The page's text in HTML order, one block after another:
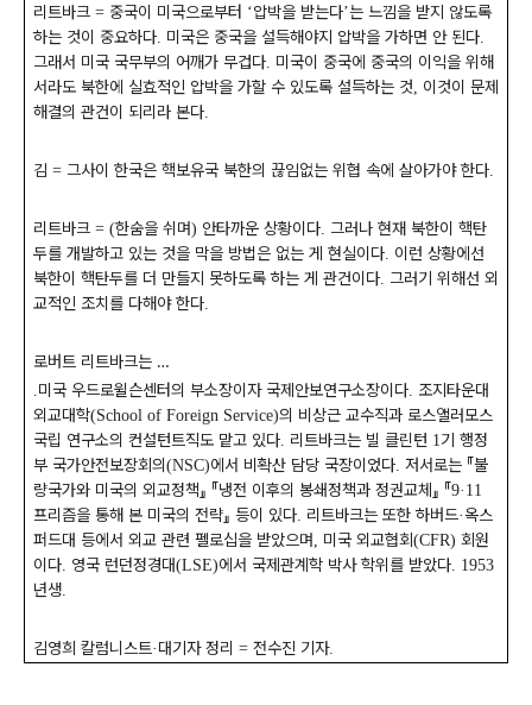
리트바크 = 중국이 미국으로부터 ‘압박을 받는다’는 느낌을 받지 않도록
하는 것이 중요하다. 미국은 중국을 설득해야지 압박을 가하면 안 된다.
그래서 미국 국무부의 어깨가 무겁다. 미국이 중국에 중국의 이익을 위해
서라도 북한에 실효적인 압박을 가할 수 있도록 설득하는 것
이것이 문제
해결의 관건이 되리라 본다.
김 = 그사이 한국은 핵보유국 북한의 끊임없는 위협 속에 살아가야 한다.
리트바크 = (한숨을 쉬며) 안타까운 상황이다. 그러나 현재 북한이 핵탄
두를 개발하고 있는 것을 막을 방법은 없는 게 현실이다. 이런 상황에선
북한이 핵탄두를 더 만들지 못하도록 하는 게 관건이다. 그러기 위해선 외
교적인 조치를 다해야 한다.
로버트 리트바크는 …
.미국 우드로윌슨센터의 부소장이자 국제안보연구소장이다. 조지타운대
외교대학(School of Foreign Service)의 비상근 교수직과 로스앨러모스
국립 연구소의 컨설턴트직도 맡고 있다. 리트바크는 빌 클린턴 1기 행정
부 국가안전보장회의 (NSC)에서 비확산 담당 국장이었다. 저서로는 『불
량국가와 미국의 외교정책』 『냉전 이후의 봉쇄정책과 정권교체 』 『9·11
프리즘을 통해 본 미국의 전략』 등이 있다. 리트바크는 또한 하버드· 옥스
퍼드대 등에서 외교 관련 펠로십을 받았으며 , 미국 외교협회 (CFR) 회원
이다. 영국 런던정경대(LSE)에서 국제관계학 박사 학위를 받았다. 1953
년생.
김영희 칼럼니스트· 대기자 정리 = 전수진 기자.